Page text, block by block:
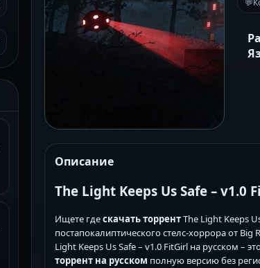
Описание
The Light Keeps Us Safe – v1.0
Ищете гдескачать торрентThe Light Keeps
постапокалиптического стелс-хоррора от
Light Keeps Us Safe – v1.0 FitGirl на русском –
торрент на русском полную версию без